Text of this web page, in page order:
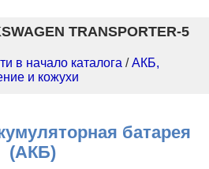
TRANSPORTER-5
в начало каталога /АКБ,
и кожухи
батарея
(АКБ)